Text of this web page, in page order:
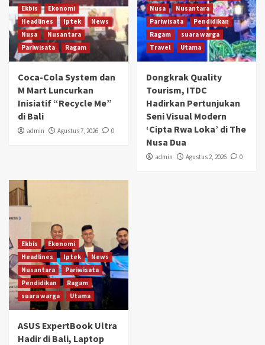
Ekbis
Ekonomi
Headlines
Iptek
News
Nusa
Nusantara
Pariwisata
Ragam
Coca-Cola System dan
M Mart Luncurkan
Inisiatif “Recycle Me”
di Bali
admin Agustus 7, 2026 0
Nusa
Nusantara
Pariwisata
Pendidikan
Ragam
suara warga
Travel
Utama
Dongkrak Quality
Tourism, ITDC
Hadirkan Pertunjukan
Seni Visual Modern
‘Cipta Rwa Loka’ di The
Nusa Dua
admin Agustus 2, 2026 0
Ekbis
Ekonomi
Headlines
Iptek
News
Nusantara
Pariwisata
Pendidikan
Ragam
suara warga
Utama
ASUS ExpertBook Ultra
Hadir di Bali, Laptop